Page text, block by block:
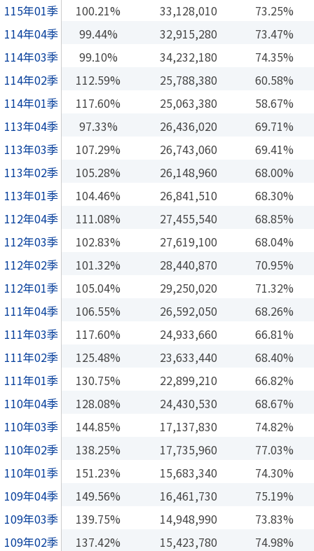
115年01季
100.21% 33,128,010
73.25%
114年04季
99.44% 32,915,280
73.47%
114年03季
99.10% 34,232,180
74.35%
114年02季
112.59% 25,788,380
60.58%
114年01季
117.60% 25,063,380
58.67%
113年04季
97.33% 26,436,020
69.71%
113年03季
107.29% 26,743,060
69.41%
113年02季
105.28% 26,148,960
68.00%
113年01季
104.46% 26,841,510
68.30%
112年04季
111.08% 27,455,540
68.85%
112年03季
102.83% 27,619,100
68.04%
112年02季
101.32% 28,440,870
70.95%
112年01季
105.04% 29,250,020
71.32%
111年04季
106.55% 26,592,050
68.26%
111年03季
117.60% 24,933,660
66.81%
111年02季
125.48% 23,633,440
68.40%
111年01季
130.75% 22,899,210
66.82%
110年04季
128.08% 24,430,530
68.67%
110年03季
144.85% 17,137,830
74.82%
110年02季
138.25% 17,735,960
77.03%
110年01季
151.23% 15,683,340
74.30%
109年04季
149.56% 16,461,730
75.19%
109年03季
139.75% 14,948,990
73.83%
109年02季
137.42% 15,423,780
74.98%